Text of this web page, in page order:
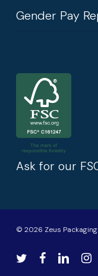
Gender Pay
Ask for our
© 2026 Zeus
twitter facebooklinkedin